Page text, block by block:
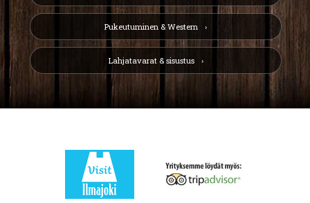
Pukeutuminen & Western
Lahjatavarat & sisustus